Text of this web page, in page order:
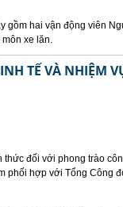
gồm hai vận động viên
xe lăn.
TẾ VÀ NHIỆM
đối với phong trào
phối hợp với Tổng Công